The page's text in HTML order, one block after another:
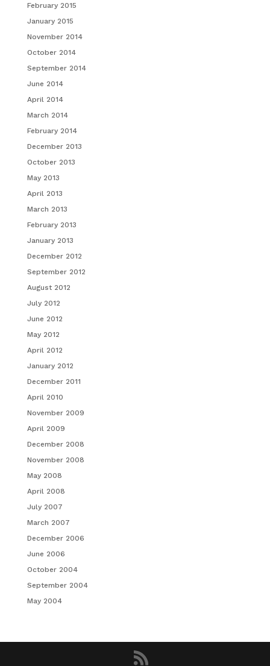
February 2015
January 2015
November 2014
October 2014
September 2014
June 2014
April 2014
March 2014
February 2014
December 2013
October 2013
May 2013
April 2013
March 2013
February 2013
January 2013
December 2012
September 2012
August 2012
July 2012
June 2012
May 2012
April 2012
January 2012
December 2011
April 2010
November 2009
April 2009
December 2008
November 2008
May 2008
April 2008
July 2007
March 2007
December 2006
June 2006
October 2004
September 2004
May 2004